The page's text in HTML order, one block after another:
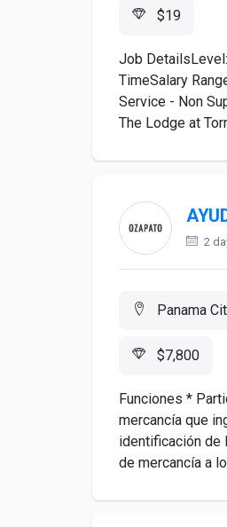
$19
Job
TimeSalary
Service - Non
The Lodge at
2
Panama
$7,800
Funciones *
mercancía que
identificación de
de mercancía a